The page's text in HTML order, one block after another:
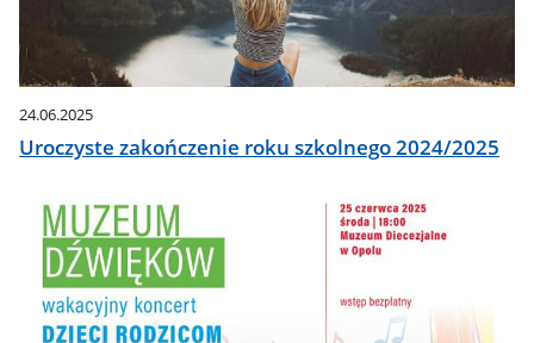
24.06.2025
Uroczyste zakończenie roku szkolnego 2024/2025